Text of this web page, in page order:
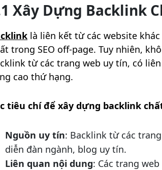
Xây Dựng Backlink
là liên kết từ các website
trong SEO off-page. Tuy nhiên,
từ các trang web uy tín, có
cao thứ hạng.
tiêu chí để xây dựng backlink
Nguồn uy tín: Backlink từ các
diễn đàn ngành, blog uy tín.
Liên quan nội dung: Các trang